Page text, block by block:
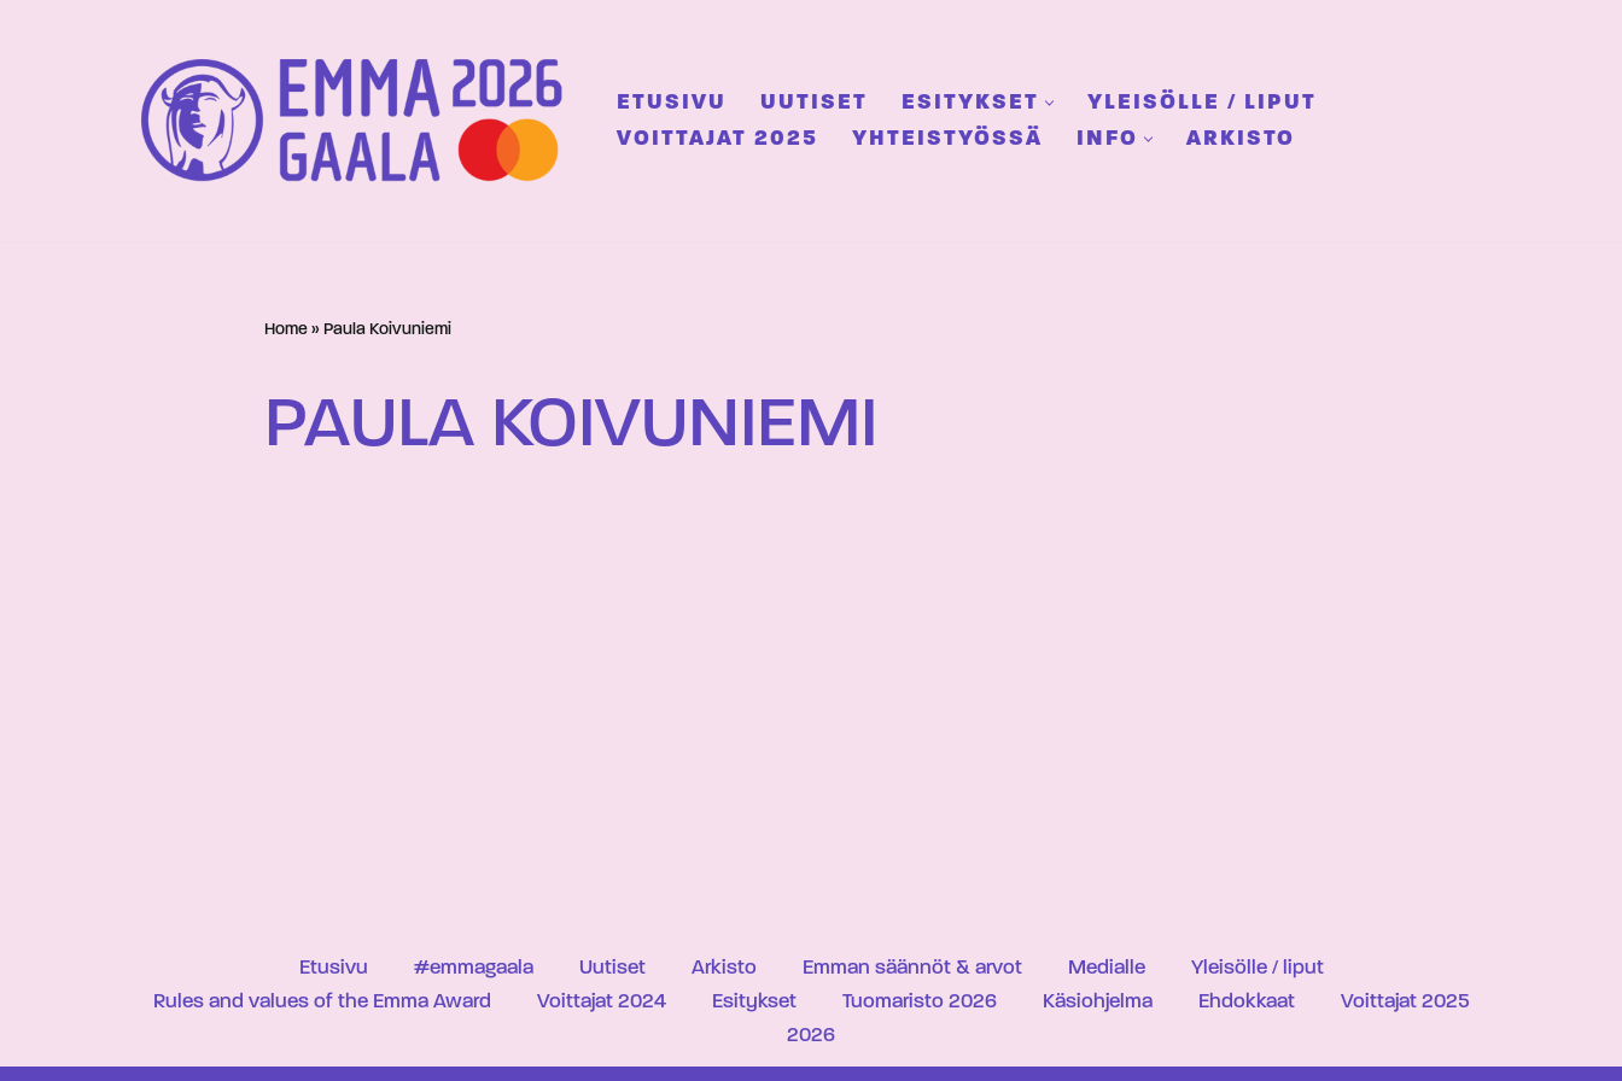
ETUSIVU UUTISET ESITYKSET
YLEISÖLLE / LIPUT
VOITTAJAT 2025
YHTEISTYÖSSÄ INFO ARKISTO
Home » Paula Koivuniemi
PAULA KOIVUNIEMI
Etusivu #emmagaala Uutiset Arkisto Emman säännöt & arvot Medialle
Yleisölle / liput
Rules and values of the Emma Award
Voittajat 2024 Esitykset Tuomaristo 2026 Käsiohjelma Ehdokkaat
Voittajat 2025
2026